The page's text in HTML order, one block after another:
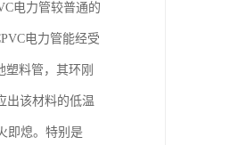
电力管较普通的
电力管能经受
塑料管，其环刚
出该材料的低温
即熄。特别是